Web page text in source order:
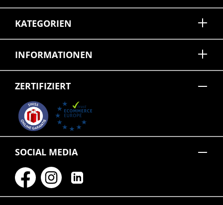
KATEGORIEN
INFORMATIONEN
ZERTIFIZIERT
SOCIAL MEDIA